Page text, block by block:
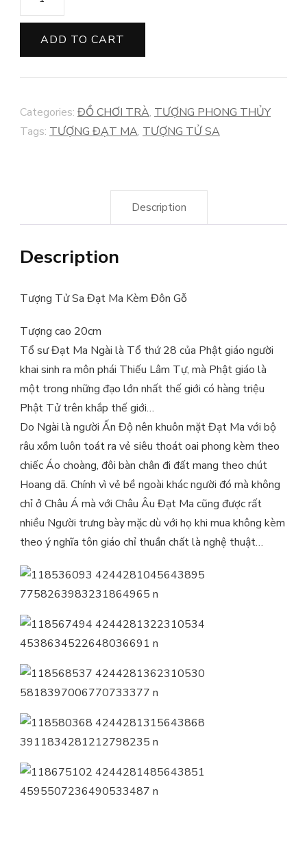
TỬ
ĐẠT
MA
ADD TO CART
Categories: ĐỒ CHƠI TRÀ, TƯỢNG PHONG THỦY
Tags: TƯỢNG ĐẠT MA, TƯỢNG TỬ SA
Description
Description
Tượng Tử Sa Đạt Ma Kèm Đôn Gỗ
Tượng cao 20cm
Tổ sư Đạt Ma Ngài là Tổ thứ 28 của Phật giáo người
khai sinh ra môn phái Thiếu Lâm Tự, mà Phật giáo là
một trong những đạo lớn nhất thế giới có hàng triệu
Phật Tử trên khắp thế giới…
Do Ngài là người Ấn Độ nên khuôn mặt Đạt Ma với bộ
râu xồm luôn toát ra vẻ siêu thoát oai phong kèm theo
chiếc Áo choàng, đôi bàn chân đi đất mang theo chút
Hoang dã. Chính vì vẻ bề ngoài khác người đó mà không
chỉ ở Châu Á mà với Châu Âu Đạt Ma cũng được rất
nhiều Người trưng bày mặc dù với họ khi mua không kèm
theo ý nghĩa tôn giáo chỉ thuần chất là nghệ thuật…